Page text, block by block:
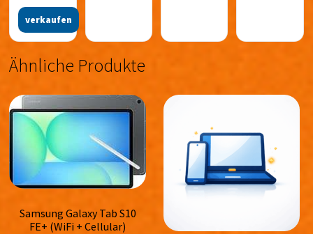
verkaufen
Ähnliche Produkte
Samsung Galaxy Tab S10
FE+ (WiFi + Cellular)